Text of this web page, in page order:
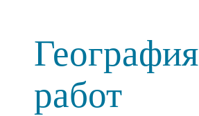
География
работ